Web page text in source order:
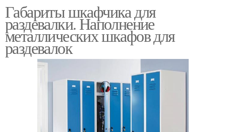
Габариты шкафчика для
раздевалки. Наполнение
металлических шкафов для
раздевалок